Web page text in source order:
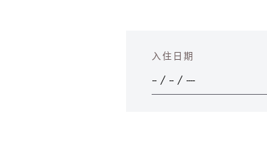
入住日期